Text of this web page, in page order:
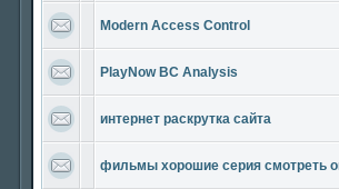
Modern Access Control
PlayNow BC Analysis
интернет раскрутка сайта
фильмы хорошие серия смотреть